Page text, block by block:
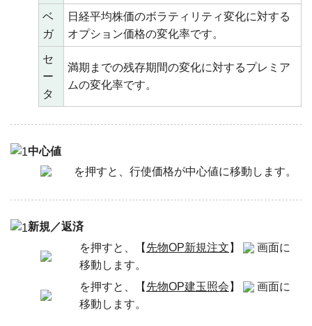
ベ
ガ
日経平均株価のボラティリティ変化に対する
オプション価格の変化率です。
セ
ー
タ
満期までの残存期間の変化に対するプレミア
ムの変化率です。
中心値
を押すと、行使価格が中心値に移動します。
新規／返済
を押すと、【 先物OP新規注文 】
画面に
移動します。
を押すと、【 先物OP建玉照会 】
画面に
移動します。